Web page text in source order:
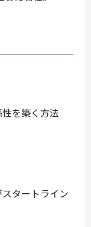
を築く方法
タートライン